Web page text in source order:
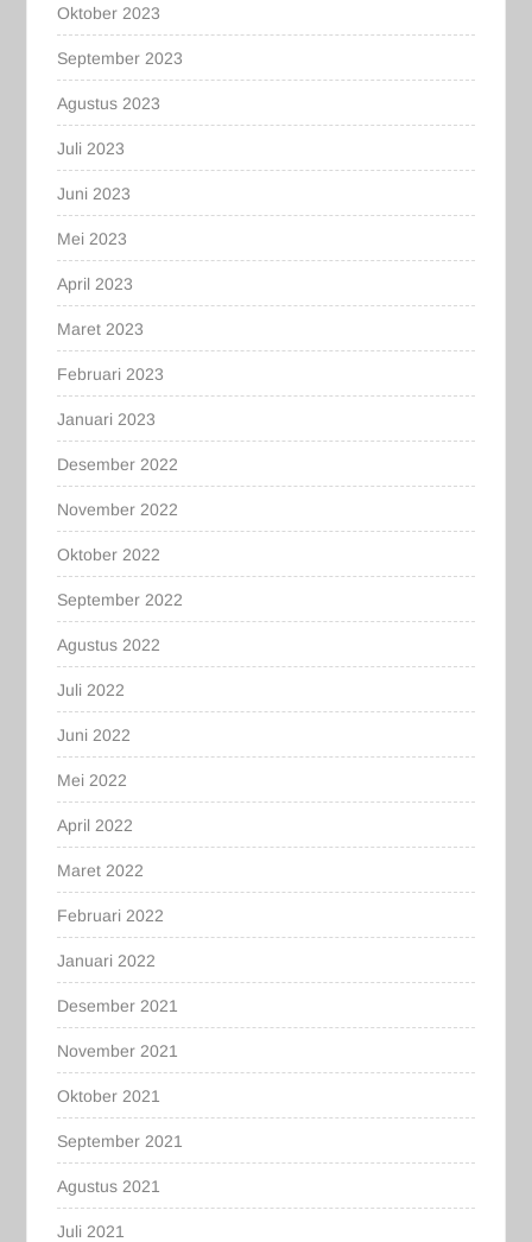
Oktober 2023
September 2023
Agustus 2023
Juli 2023
Juni 2023
Mei 2023
April 2023
Maret 2023
Februari 2023
Januari 2023
Desember 2022
November 2022
Oktober 2022
September 2022
Agustus 2022
Juli 2022
Juni 2022
Mei 2022
April 2022
Maret 2022
Februari 2022
Januari 2022
Desember 2021
November 2021
Oktober 2021
September 2021
Agustus 2021
Juli 2021